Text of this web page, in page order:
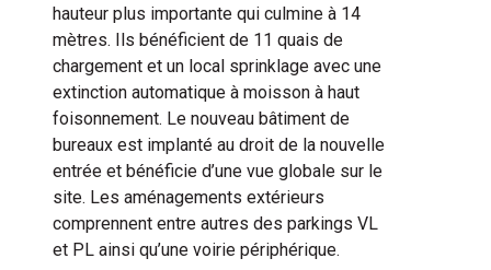
hauteur plus importante qui culmine à 14
mètres. Ils bénéficient de 11 quais de
chargement et un local sprinklage avec une
extinction automatique à moisson à haut
foisonnement. Le nouveau bâtiment de
bureaux est implanté au droit de la nouvelle
entrée et bénéficie d’une vue globale sur le
site. Les aménagements extérieurs
comprennent entre autres des parkings VL
et PL ainsi qu’une voirie périphérique.